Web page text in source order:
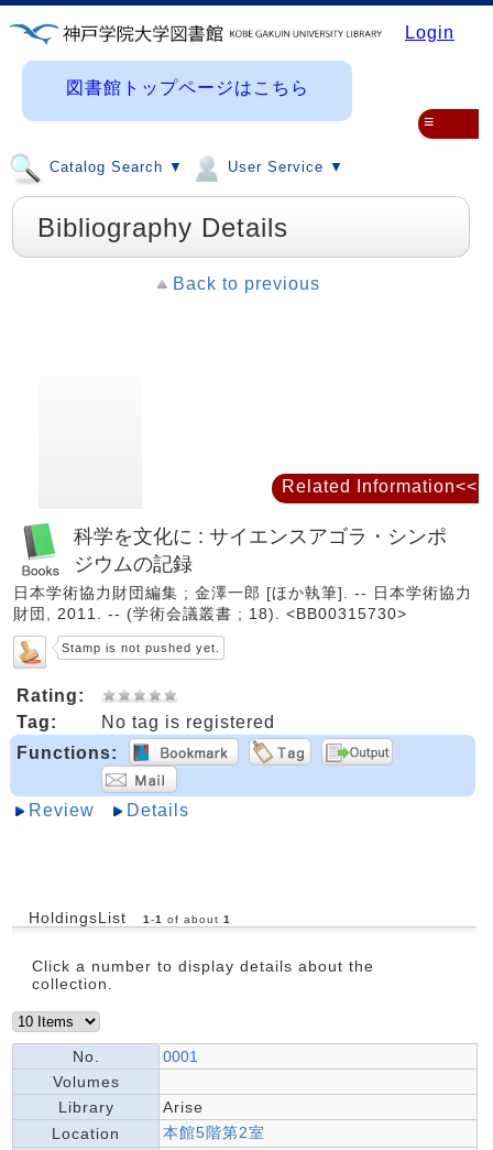
Login
図書館トップページはこちら
Catalog Search ▼ User Service ▼
≡
Bibliography Details
Back to previous
科学を文化に : サイエンスアゴラ・シンポ
ジウムの記録
日本学術協力財団編集 ; 金澤一郎 [ほか執筆]. -- 日本学術協力
財団, 2011. -- (学術会議叢書 ; 18). <BB00315730>
Stamp is not pushed yet.
Rating:
Tag:
No tag is registered
Functions:
Review Details
HoldingsList 1-1 of about 1
Click a number to display details about the
collection.
No.
0001
Volumes
Library
Arise
Location
本館5階第2室
Related Information<<